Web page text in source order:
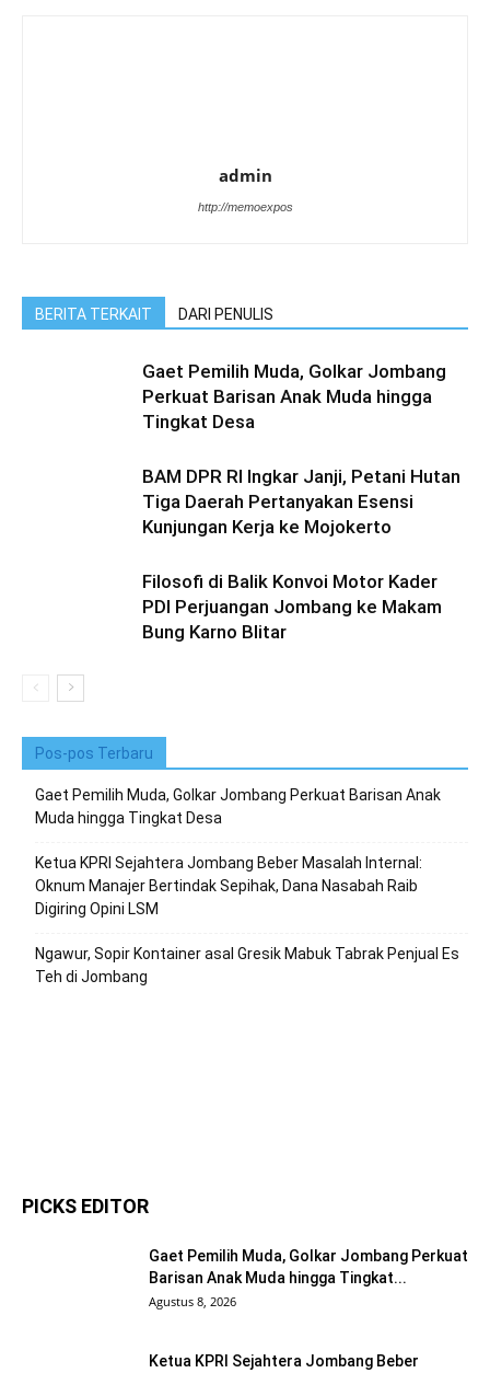
admin
http://memoexpos
BERITA TERKAIT DARI PENULIS
Gaet Pemilih Muda, Golkar Jombang
Perkuat Barisan Anak Muda hingga
Tingkat Desa
BAM DPR RI Ingkar Janji, Petani Hutan
Tiga Daerah Pertanyakan Esensi
Kunjungan Kerja ke Mojokerto
Filosofi di Balik Konvoi Motor Kader
PDI Perjuangan Jombang ke Makam
Bung Karno Blitar
Pos-pos Terbaru
Gaet Pemilih Muda, Golkar Jombang Perkuat Barisan Anak
Muda hingga Tingkat Desa
Ketua KPRI Sejahtera Jombang Beber Masalah Internal:
Oknum Manajer Bertindak Sepihak, Dana Nasabah Raib
Digiring Opini LSM
Ngawur, Sopir Kontainer asal Gresik Mabuk Tabrak Penjual Es
Teh di Jombang
PICKS EDITOR
Gaet Pemilih Muda, Golkar Jombang Perkuat
Barisan Anak Muda hingga Tingkat...
Agustus 8, 2026
Ketua KPRI Sejahtera Jombang Beber